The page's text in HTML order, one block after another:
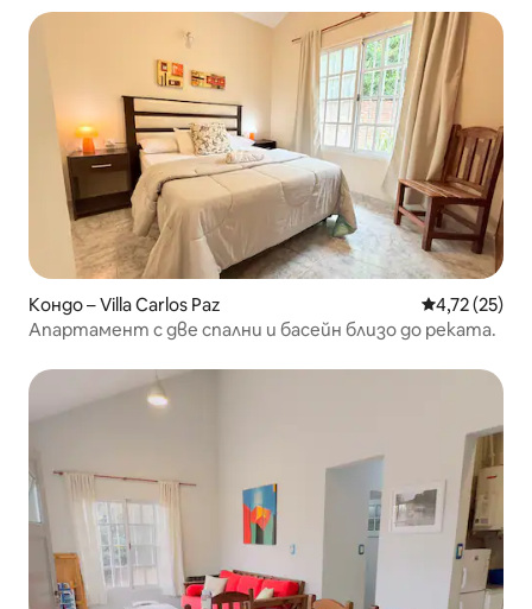
Кондо – Villa Carlos Paz Средна
4,72 (25)
Апартамент с две спални и басейн близо до реката.